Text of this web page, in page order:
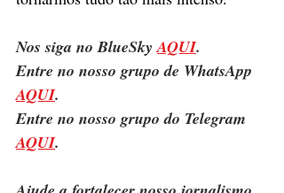
Nos siga no BlueSky AQUI.
Entre no nosso grupo de WhatsApp
AQUI.
Entre no nosso grupo do Telegram
AQUI.